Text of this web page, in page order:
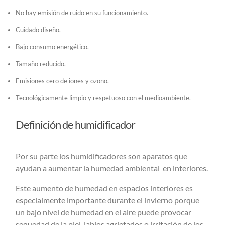
No hay emisión de ruido en su funcionamiento.
Cuidado diseño.
Bajo consumo energético.
Tamaño reducido.
Emisiones cero de iones y ozono.
Tecnológicamente limpio y respetuoso con el medioambiente.
Definición de humidificador
Por su parte los humidificadoresson aparatos que
ayudan a aumentar la humedad ambiental en interiores.
Este aumento de humedad en espacios interiores es
especialmente importante durante el invierno porque
un bajo nivel de humedad en el aire puede provocar